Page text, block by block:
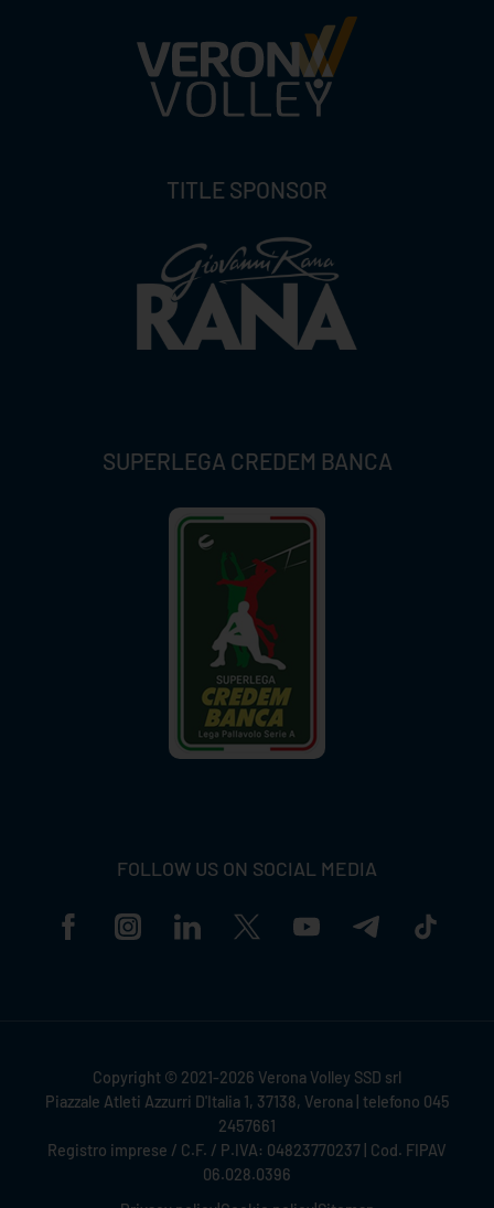
TITLE SPONSOR
SUPERLEGA CREDEM BANCA
FOLLOW US ON SOCIAL MEDIA
Copyright © 2021-2026 Verona Volley SSD srl
Piazzale Atleti Azzurri D'Italia 1, 37138, Verona | telefono 045
2457661
Registro imprese / C.F. / P.IVA: 04823770237 | Cod. FIPAV
06.028.0396